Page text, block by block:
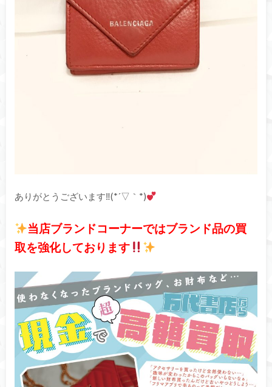
ありがとうございます‼(*´▽｀*)
当店ブランドコーナーではブランド品の買
取を強化しております